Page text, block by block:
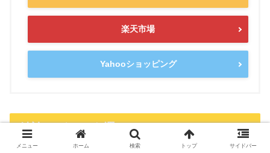
楽天市場
Yahooショッピング
結論：どっちを選ぶ？
メニュー ホーム 検索 トップ サイドバー